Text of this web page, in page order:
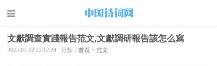
文獻調查實踐報告范文,文獻調研報告該怎么寫
2023-07-22 22:12:24 分類： 首頁 > 范文